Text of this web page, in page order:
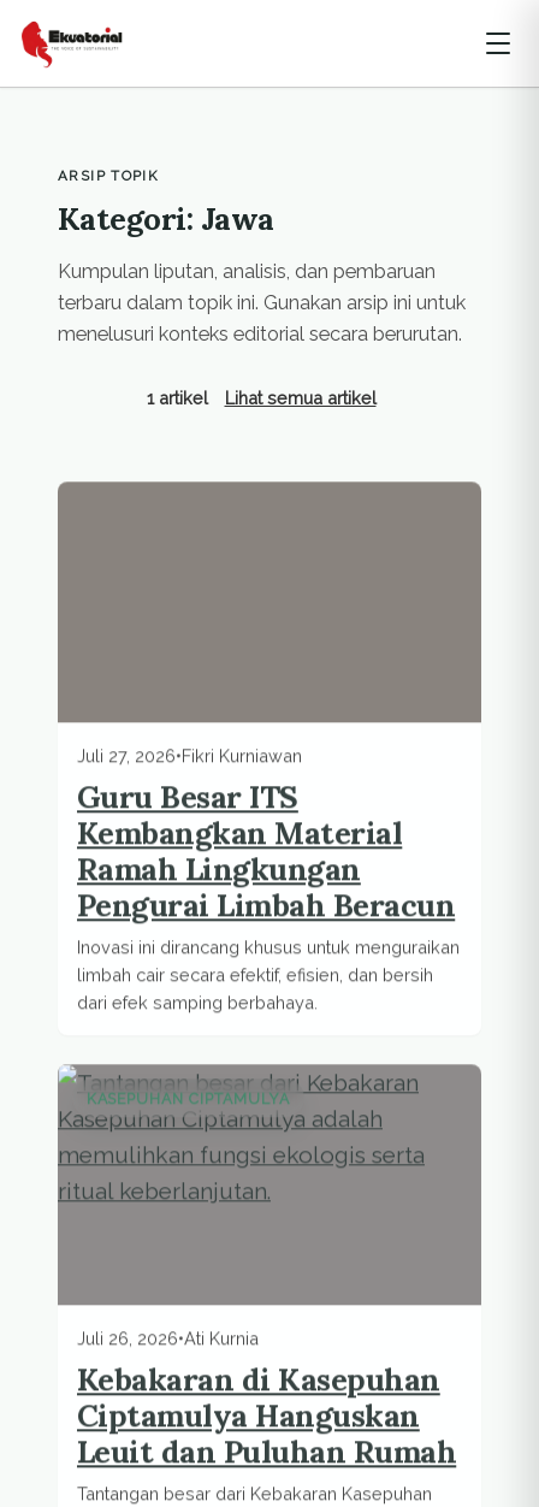
ARSIP TOPIK
Kategori: Jawa
Kumpulan liputan, analisis, dan pembaruan
terbaru dalam topik ini. Gunakan arsip ini untuk
menelusuri konteks editorial secara berurutan.
1 artikel Lihat semua artikel
Juli 27, 2026•Fikri Kurniawan
Guru Besar ITS
Kembangkan Material
Ramah Lingkungan
Pengurai Limbah Beracun
Inovasi ini dirancang khusus untuk menguraikan
limbah cair secara efektif, efisien, dan bersih
dari efek samping berbahaya.
KASEPUHAN CIPTAMULYA
Juli 26, 2026•Ati Kurnia
Kebakaran di Kasepuhan
Ciptamulya Hanguskan
Leuit dan Puluhan Rumah
Tantangan besar dari Kebakaran Kasepuhan